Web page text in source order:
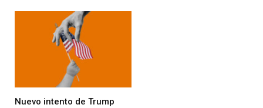
Nuevo intento de Trump